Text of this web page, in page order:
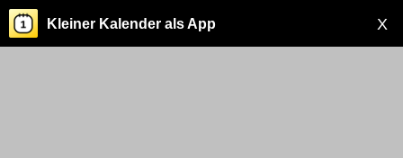
X
Kleiner Kalender als App